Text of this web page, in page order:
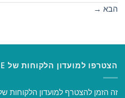
הבא →
הצטרפו למועדון הלקוחות של MENZONE
זה הזמן להצטרף למועדון הלקוחות